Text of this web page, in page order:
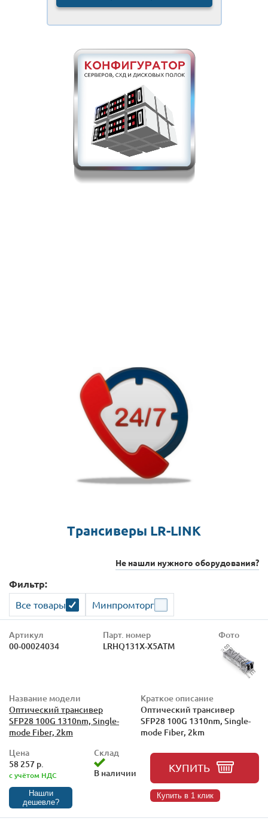
Трансиверы LR-LINK
Не нашли нужного оборудования?
Фильтр:
Все товары Минпромторг
Артикул
00-00024034
Парт. номер
LRHQ131X-X5ATM
Фото
Название модели
Оптический трансивер
SFP28 100G 1310nm, Single-
mode Fiber, 2km
Краткое описание
Оптический трансивер
SFP28 100G 1310nm, Single-
mode Fiber, 2km
Цена
58 257 р.
с учётом НДС
Нашли
дешевле?
Склад
В наличии
КУПИТЬ
Купить в 1 клик